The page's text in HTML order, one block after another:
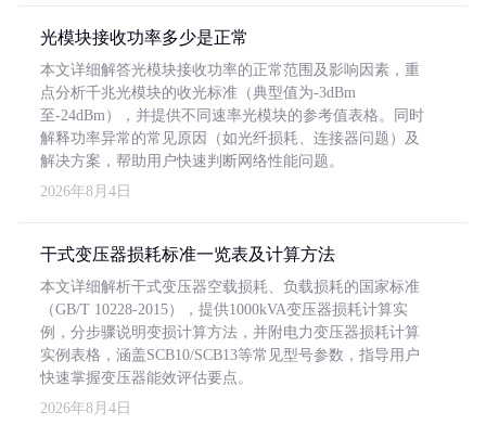
光模块接收功率多少是正常
本文详细解答光模块接收功率的正常范围及影响因素，重
点分析千兆光模块的收光标准（典型值为-3dBm
至-24dBm），并提供不同速率光模块的参考值表格。同时
解释功率异常的常见原因（如光纤损耗、连接器问题）及
解决方案，帮助用户快速判断网络性能问题。
2026年8月4日
干式变压器损耗标准一览表及计算方法
本文详细解析干式变压器空载损耗、负载损耗的国家标准
（GB/T 10228-2015），提供1000kVA变压器损耗计算实
例，分步骤说明变损计算方法，并附电力变压器损耗计算
实例表格，涵盖SCB10/SCB13等常见型号参数，指导用户
快速掌握变压器能效评估要点。
2026年8月4日